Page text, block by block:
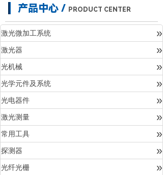
产品中心 / PRODUCT CENTER
激光微加工系统 »
激光器 »
光机械 »
光学元件及系统 »
光电器件 »
激光测量 »
常用工具 »
探测器 »
光纤光栅 »